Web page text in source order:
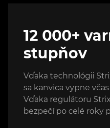
12 000+
stupňov
Vďaka technológii
sa kanvica vypne
Vďaka regulátoru
bezpečí po celé roky